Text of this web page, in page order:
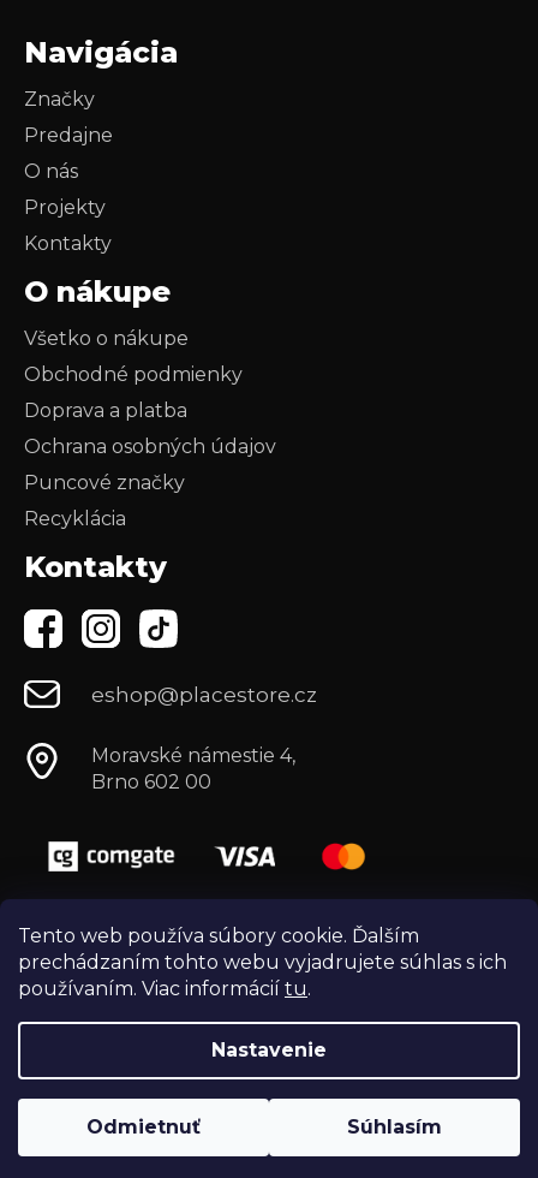
Tento web používa súbory cookie. Ďalším
prechádzaním tohto webu vyjadrujete súhlas s ich
používaním. Viac informácií tu.
Nastavenie
Odmietnuť Súhlasím
Navigácia
Značky
Predajne
O nás
Projekty
Kontakty
O nákupe
Všetko o nákupe
Obchodné podmienky
Doprava a platba
Ochrana osobných údajov
Puncové značky
Recyklácia
Kontakty
eshop@placestore.cz
Moravské námestie 4,
Brno 602 00
Vytvoril Shoptet
Copyright 2026Môj e-shop. Všetky práva
VytvořiliWebotvůrci